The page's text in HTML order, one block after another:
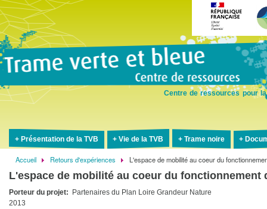
Centre de ressources pour
Présentation de la TVB Vie de la TVB Trame noire
Fil
d'Ariane
Accueil Retours d'expériences L'espace de mobilité au coeur du
L'espace de mobilité au coeur du fonctionnement
Porteur du projet
Partenaires du Plan Loire Grandeur Nature
2013